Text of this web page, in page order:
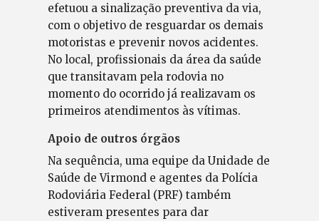
efetuou a sinalização preventiva da via,
com o objetivo de resguardar os demais
motoristas e prevenir novos acidentes.
No local, profissionais da área da saúde
que transitavam pela rodovia no
momento do ocorrido já realizavam os
primeiros atendimentos às vítimas.
Apoio de outros órgãos
Na sequência, uma equipe da Unidade de
Saúde de Virmond e agentes da Polícia
Rodoviária Federal (PRF) também
estiveram presentes para dar